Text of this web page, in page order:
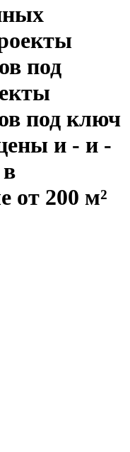
под
под ключ
и - и -
от 200 м²